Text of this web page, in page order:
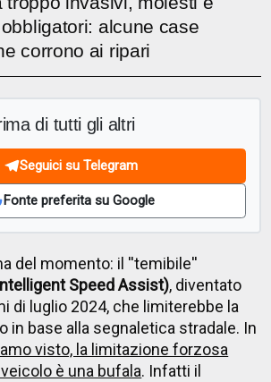
alcune case
corrono ai ripari
di tutti gli altri
Seguici su Telegram
Fonte preferita su Google
del momento: il ''temibile''
Speed Assist), diventato
di luglio 2024, che limiterebbe la
in base alla segnaletica stradale. In
visto, la limitazione forzosa
è una bufala. Infatti il